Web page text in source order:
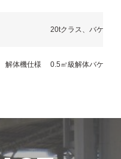
20tクラス、バケット
解体機仕様 0.5㎥級解体バケット